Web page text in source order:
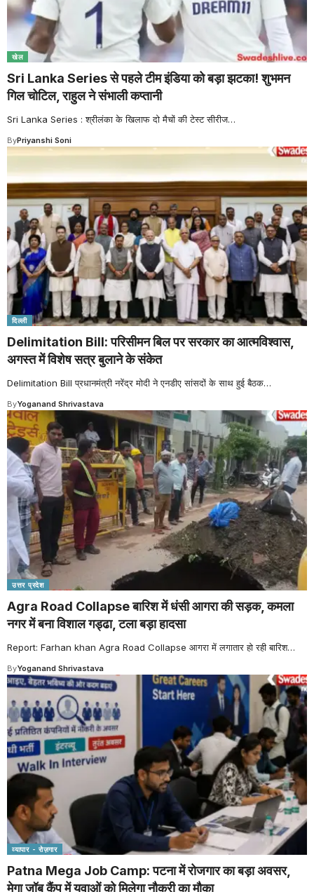
खेल
Sri Lanka Series से पहले टीम इंडिया को बड़ा झटका! शुभमन
गिल चोटिल, राहुल ने संभाली कप्तानी
Sri Lanka Series : श्रीलंका के खिलाफ दो मैचों की टेस्ट सीरीज…
ByPriyanshi Soni
दिल्ली
Delimitation Bill: परिसीमन बिल पर सरकार का आत्मविश्वास,
अगस्त में विशेष सत्र बुलाने के संकेत
Delimitation Bill प्रधानमंत्री नरेंद्र मोदी ने एनडीए सांसदों के साथ हुई बैठक…
ByYoganand Shrivastava
उत्तर प्रदेश
Agra Road Collapse बारिश में धंसी आगरा की सड़क, कमला
नगर में बना विशाल गड्ढा, टला बड़ा हादसा
Report: Farhan khan Agra Road Collapse आगरा में लगातार हो रही बारिश…
ByYoganand Shrivastava
व्यापार - रोज़गार
Patna Mega Job Camp: पटना में रोजगार का बड़ा अवसर,
मेगा जॉब कैंप में युवाओं को मिलेगा नौकरी का मौका